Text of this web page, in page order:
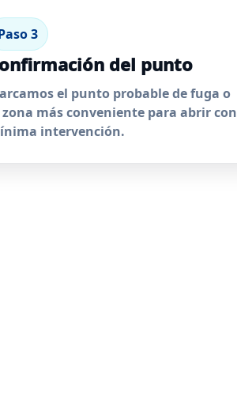
3
del punto
el punto probable de fuga o
zona más conveniente para abrir con
intervención.